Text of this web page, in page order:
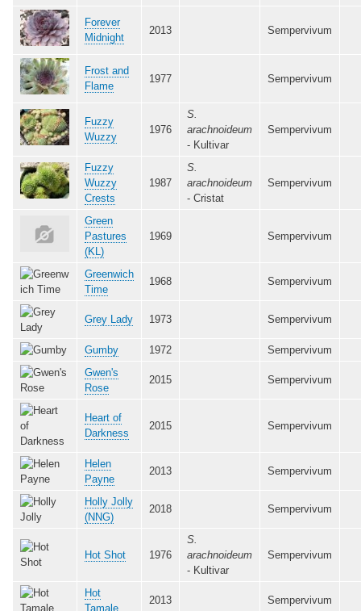
Forever
Midnight
2013 Sempervivum
Frost and
Flame
1977 Sempervivum
Fuzzy
Wuzzy
1976
S.
arachnoideum
- Kultivar
Sempervivum
Fuzzy
Wuzzy
Crests
1987
S.
arachnoideum
- Cristat
Sempervivum
Green
Pastures
(KL)
1969 Sempervivum
Greenwich
Time
1968 Sempervivum
Grey Lady 1973 Sempervivum
Gumby 1972
Sempervivum
Gwen's
Rose
2015 Sempervivum
Heart of
Darkness
2015 Sempervivum
Helen
Payne
2013 Sempervivum
Holly Jolly
(NNG)
2018 Sempervivum
Hot Shot 1976
S.
arachnoideum
- Kultivar
Sempervivum
Hot
Tamale
2013 Sempervivum